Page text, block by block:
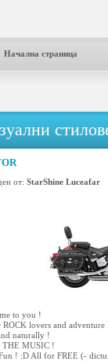
Начална страница
от: StarShine Luceafar
to you !
ROCK lovers and adventure
naturally !
THE MUSIC !
! :D All for FREE (-